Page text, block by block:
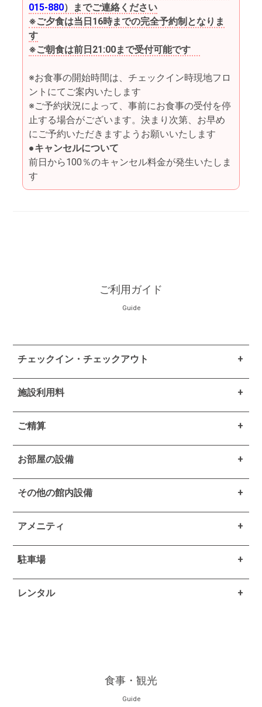
015-880）までご連絡ください
※ご夕食は当日16時までの完全予約制となりま
す
※ご朝食は前日21:00まで受付可能です
※お食事の開始時間は、チェックイン時現地フロ
ントにてご案内いたします
※ご予約状況によって、事前にお食事の受付を停
止する場合がございます。決まり次第、お早め
にご予約いただきますようお願いいたします
●キャンセルについて
前日から100％のキャンセル料金が発生いたしま
す
ご利用ガイド
Guide
チェックイン・チェックアウト
施設利用料
ご精算
お部屋の設備
その他の館内設備
アメニティ
駐車場
レンタル
食事・観光
Guide